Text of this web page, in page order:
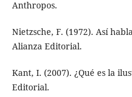
Anthropos.
Nietzsche, F. (1972). Así
Alianza Editorial.
Kant, I. (2007). ¿Qué es la
Editorial.